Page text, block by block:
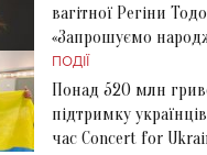
вагітної Регіни
«Запрошуємо
бомбосховище»
ПОДІЇ
Понад 520 млн
підтримку
час Concert for